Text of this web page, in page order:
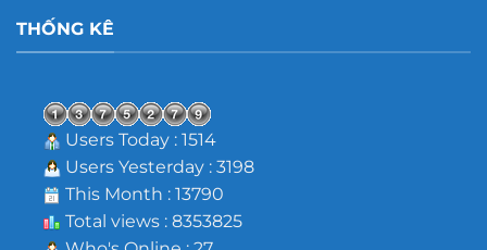
THỐNG KÊ
Users Today : 1514
Users Yesterday : 3198
This Month : 13790
Total views : 8353825